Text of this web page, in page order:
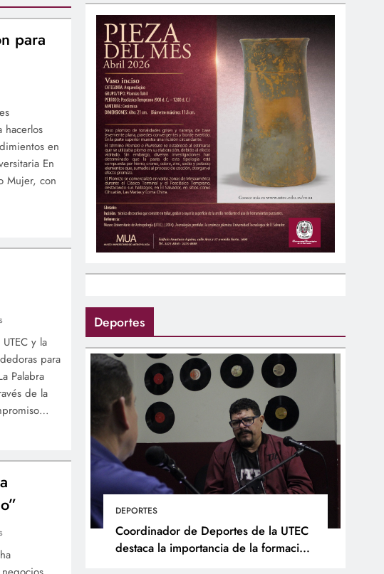
para
hacerlos
en
En
Mujer, con
y la
para
Palabra
de la
Deportes
DEPORTES
Coordinador de Deportes de la UTEC
destaca la importancia de la formación